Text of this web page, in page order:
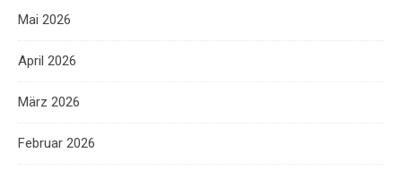
Mai 2026
April 2026
März 2026
Februar 2026